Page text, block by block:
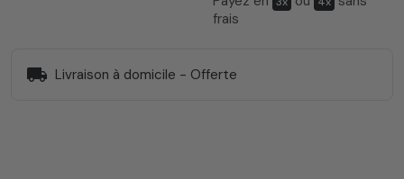
frais
local_shipping Livraison à domicile - Offerte